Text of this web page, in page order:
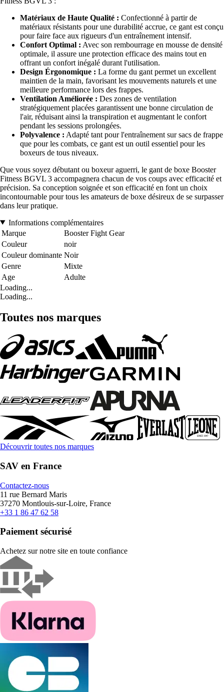
Matériaux de Haute Qualité : Confectionné à partir de
matériaux résistants pour une durabilité accrue, ce gant est conçu
pour faire face aux rigueurs d'un entraînement intensif.
Confort Optimal : Avec son rembourrage en mousse de densité
optimale, il assure une protection efficace des mains tout en
offrant un confort inégalé durant l'utilisation.
Design Érgonomique : La forme du gant permet un excellent
maintien de la main, favorisant les mouvements naturels et une
meilleure performance lors des frappes.
Ventilation Améliorée : Des zones de ventilation
stratégiquement placées garantissent une bonne circulation de
l'air, réduisant ainsi la transpiration et augmentant le confort
pendant les sessions prolongées.
Polyvalence : Adapté tant pour l'entraînement sur sacs de frappe
que pour les combats, ce gant est un outil essentiel pour les
boxeurs de tous niveaux.
Que vous soyez débutant ou boxeur aguerri, le gant de boxe Booster
Fitness BGVL 3 accompagnera chacun de vos coups avec efficacité et
précision. Sa conception soignée et son efficacité en font un choix
incontournable pour tous les amateurs de boxe désireux de se surpasser
dans leur pratique.
Informations complémentaires
Marque
Booster Fight Gear
Couleur
noir
Couleur dominante Noir
Genre
Mixte
Age
Adulte
Loading...
Loading...
Toutes nos marques
Découvrir toutes nos marques
SAV en France
Contactez-nous
11 rue Bernard Maris
37270 Montlouis-sur-Loire, France
+33 1 86 47 62 58
Paiement sécurisé
Achetez sur notre site en toute confiance